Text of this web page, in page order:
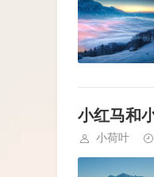
小红马和
小荷叶